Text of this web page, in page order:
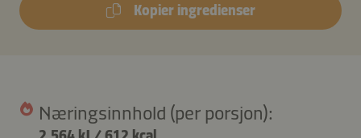
Kopier ingredienser
Næringsinnhold (per porsjon):